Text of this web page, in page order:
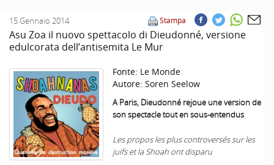
Stampa
15 Gennaio 2014
Asu Zoa il nuovo spettacolo di Dieudonné, versione
edulcorata dell’antisemita Le Mur
Fonte: Le Monde
Autore: Soren Seelow
AParis, Dieudonné rejoue une version de
son spectacle tout en sous-entendus
Les propos les plus controversés sur les
juifs et la Shoah ont disparu